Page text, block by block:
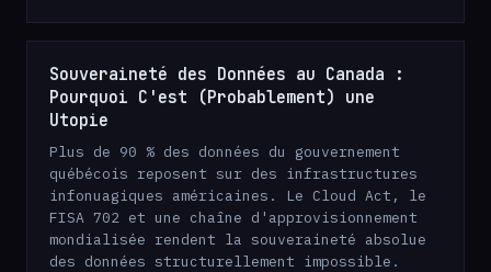
Souveraineté des Données au Canada :
Pourquoi C'est (Probablement) une
Utopie
Plus de 90 % des données du gouvernement
québécois reposent sur des infrastructures
infonuagiques américaines. Le Cloud Act, le
FISA 702 et une chaîne d'approvisionnement
mondialisée rendent la souveraineté absolue
des données structurellement impossible.